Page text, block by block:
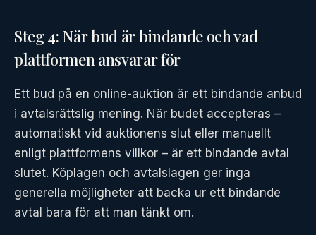
Steg 4: När bud är bindande och vad
plattformen ansvarar för
Ett bud på en online-auktion är ett bindande anbud
i avtalsrättslig mening. När budet accepteras –
automatiskt vid auktionens slut eller manuellt
enligt plattformens villkor – är ett bindande avtal
slutet. Köplagen och avtalslagen ger inga
generella möjligheter att backa ur ett bindande
avtal bara för att man tänkt om.